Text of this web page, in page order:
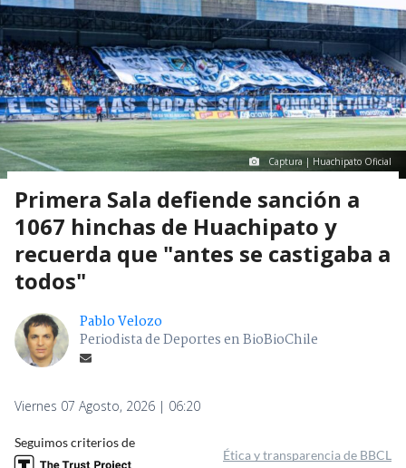
Captura | Huachipato Oficial
Primera Sala defiende sanción a
1067 hinchas de Huachipato y
recuerda que "antes se castigaba a
todos"
Pablo Velozo
Periodista de Deportes en BioBioChile
Viernes 07 Agosto, 2026 | 06:20
Seguimos criterios de
Ética y transparencia de BBCL